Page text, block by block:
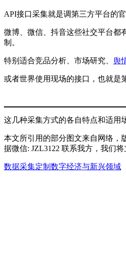
API接口采集就是调第三方平台的
微博、微信、抖音这些社交平台都
制。
特别适合竞品分析、市场研究、 舆
或者世界使用现场的接口，也就是
这几种采集方式的各自特点和适用
本文所引用的部分图文来自网络，
据微信: JZL3122 联系我方，我们
数据采集定制 数字经济与新兴领域